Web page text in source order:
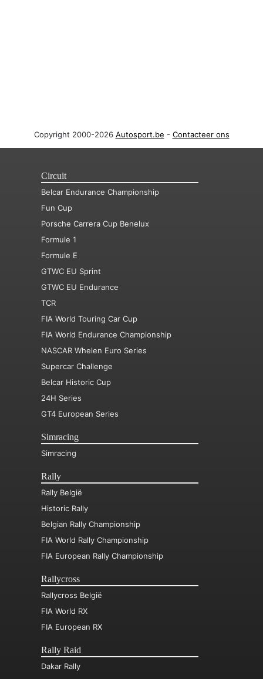
Copyright 2000-2026 Autosport.be - Contacteer ons
Circuit
Belcar Endurance Championship
Fun Cup
Porsche Carrera Cup Benelux
Formule 1
Formule E
GTWC EU Sprint
GTWC EU Endurance
TCR
FIA World Touring Car Cup
FIA World Endurance Championship
NASCAR Whelen Euro Series
Supercar Challenge
Belcar Historic Cup
24H Series
GT4 European Series
Simracing
Simracing
Rally
Rally België
Historic Rally
Belgian Rally Championship
FIA World Rally Championship
FIA European Rally Championship
Rallycross
Rallycross België
FIA World RX
FIA European RX
Rally Raid
Dakar Rally